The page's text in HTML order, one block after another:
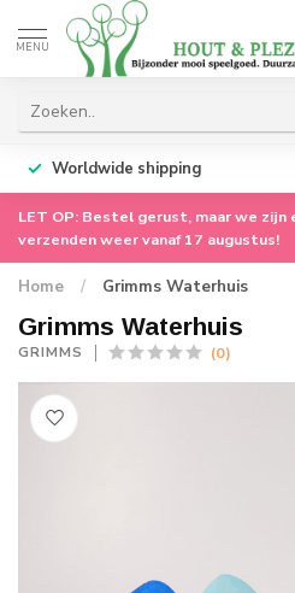
MENU
Worldwide shipping
LET OP: Bestel gerust, maar we zijn
verzenden weer vanaf 17 augustus!
Home / Grimms Waterhuis
Grimms Waterhuis
GRIMMS (0)